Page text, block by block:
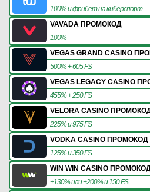
100% и фрибет на киберспорт
VAVADA ПРОМОКОД
100%
VEGAS GRAND CASINO
500% + 605 FS
VEGAS LEGACY CASINO
455% + 250 FS
VELORA CASINO
225% и 975 FS
VODKA CASINO ПРОМОКОД
125% и 350 FS
WIN WIN CASINO
+130% или +200% и 150 FS